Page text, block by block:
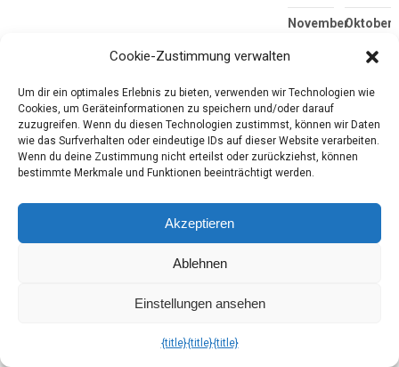
NovemberOktober
2015
2015
Juli
2015
Juni
2015
Mai
Cookie-Zustimmung verwalten
Um dir ein optimales Erlebnis zu bieten, verwenden wir Technologien wie
Cookies, um Geräteinformationen zu speichern und/oder darauf
zuzugreifen. Wenn du diesen Technologien zustimmst, können wir Daten
wie das Surfverhalten oder eindeutige IDs auf dieser Website verarbeiten.
Wenn du deine Zustimmung nicht erteilst oder zurückziehst, können
bestimmte Merkmale und Funktionen beeinträchtigt werden.
Akzeptieren
Ablehnen
Einstellungen ansehen
{title}{title}{title}